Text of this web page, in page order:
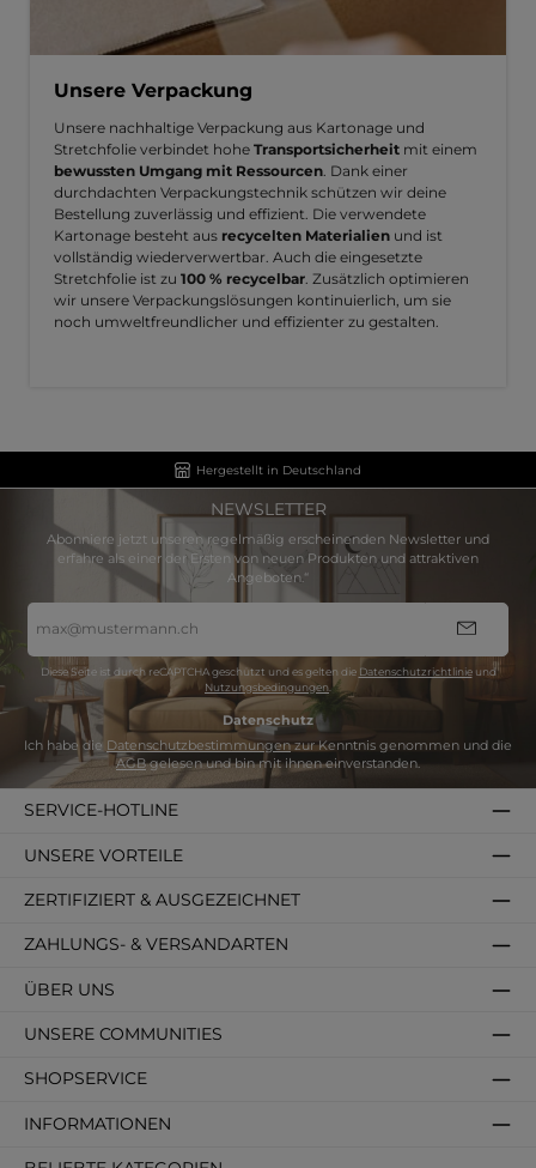
Unsere Verpackung
Unsere nachhaltige Verpackung aus Kartonage und
Stretchfolie verbindet hohe Transportsicherheit mit einem
bewussten Umgang mit Ressourcen . Dank einer
durchdachten Verpackungstechnik schützen wir deine
Bestellung zuverlässig und effizient. Die verwendete
Kartonage besteht aus recycelten Materialien und ist
vollständig wiederverwertbar. Auch die eingesetzte
Stretchfolie ist zu 100 % recycelbar . Zusätzlich optimieren
wir unsere Verpackungslösungen kontinuierlich, um sie
noch umweltfreundlicher und effizienter zu gestalten.
Hergestellt in Deutschland
NEWSLETTER
Abonniere jetzt unseren regelmäßig erscheinenden Newsletter und
erfahre als einer der Ersten von neuen Produkten und attraktiven
Angeboten.“
Mail-
Adresse
Diese Seite ist durch reCAPTCHA geschützt und es gelten die Datenschutzrichtlinieund
Nutzungsbedingungen.
Datenschutz
Ich habe die Datenschutzbestimmungenzur Kenntnis genommen und die
AGBgelesen und bin mit ihnen einverstanden.
SERVICE-HOTLINE
SHOPSERVICE
INFORMATIONEN
ZAHLUNGS- & VERSANDARTEN
ÜBER UNS
ZERTIFIZIERT & AUSGEZEICHNET
UNSERE VORTEILE
UNSERE COMMUNITIES